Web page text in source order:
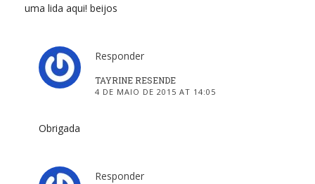
uma lida aqui! beijos
Responder
TAYRINE RESENDE
4 DE MAIO DE 2015 AT 14:05
Obrigada
Responder